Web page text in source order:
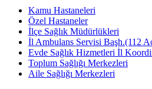
Kamu Hastaneleri
Özel Hastaneler
İlçe Sağlık Müdürlükleri
İl Ambulans Servisi Başh.(112
Evde Sağlık Hizmetleri İl
Toplum Sağlığı Merkezleri
Aile Sağlığı Merkezleri